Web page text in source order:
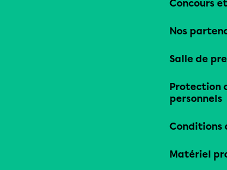
Concours
Nos
Salle de
Protection
personnels
Conditions
Matériel